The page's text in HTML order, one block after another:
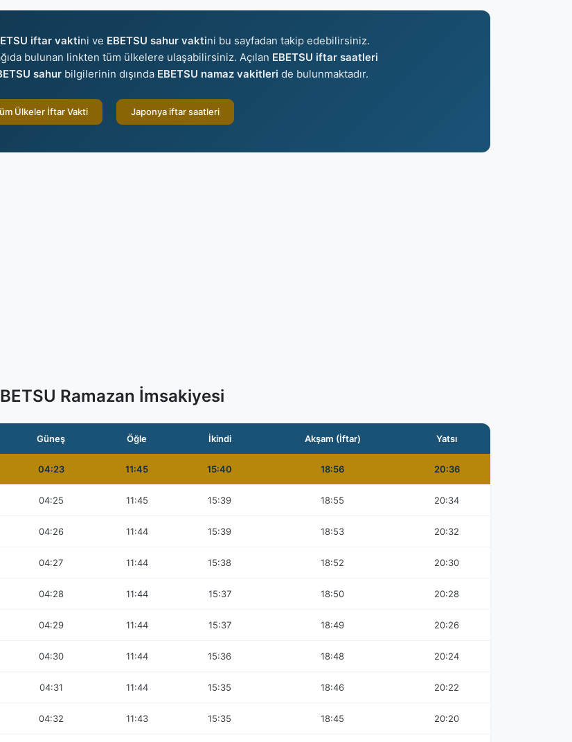
iftar vaktini ve EBETSU sahur vaktini bu sayfadan takip edebilirsiniz.
bulunan linkten tüm ülkelere ulaşabilirsiniz. Açılan EBETSU iftar saatleri
sahurbilgilerinin dışında EBETSU namaz vakitleri de bulunmaktadır.
Ülkeler İftar Vakti Japonya iftar saatleri
Ramazan İmsakiyesi
Güneş Öğle İkindi Akşam (İftar) Yatsı
04:23 11:45 15:40 18:56 20:36
04:25 11:45 15:39 18:55 20:34
04:26 11:44 15:39 18:53 20:32
04:27 11:44 15:38 18:52 20:30
04:28 11:44 15:37 18:50 20:28
04:29 11:44 15:37 18:49 20:26
04:30 11:44 15:36 18:48 20:24
04:31 11:44 15:35 18:46 20:22
04:32 11:43 15:35 18:45 20:20